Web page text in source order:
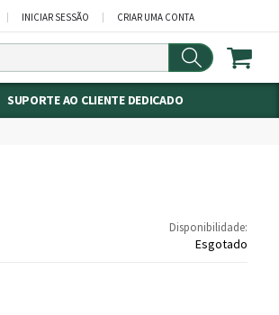
INICIAR SESSÃO CRIAR UMA CONTA
Procurar
SUPORTE AO CLIENTE DEDICADO
Disponibilidade:
Esgotado